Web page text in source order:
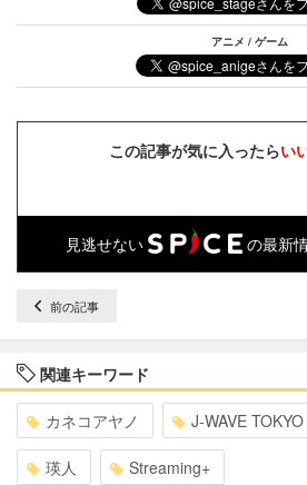
アニメ / ゲーム
この記事が気に入ったらい
見逃せない の最新
前の記事
関連キーワード
カネコアヤノ J-WAVE
瑛人 Streaming+